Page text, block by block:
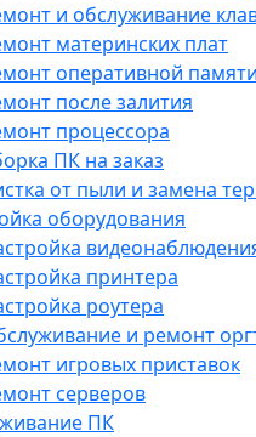
и обслуживание
материнских плат
оперативной памяти
после залития
процессора
ПК на заказ
от пыли и замена
оборудования
принтера
роутера
и ремонт
игровых приставок
серверов
ПК